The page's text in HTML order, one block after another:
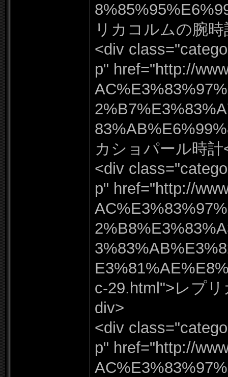
8%85%95%E6%
リカコルムの腕時
<div class="
p" href="http://
AC%E3%83%97%
2%B7%E3%83%
83%AB%E6%99%
カショパール時計
<div class="
p" href="http://
AC%E3%83%97%
2%B8%E3%83%
3%83%AB%E3%
E3%81%AE%
c-29. html">レプ
div>
<div class="
p" href="http://
AC%E3%83%97%